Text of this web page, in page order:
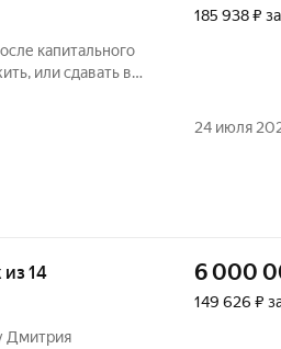
капитального
В любое
185 938 ₽
24 июля
из 14
Дмитрия
6 000
149 626 ₽